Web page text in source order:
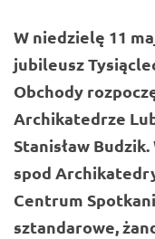
W niedzielę 11
jubileusz
Obchody
Archikatedrze
Stanisław
spod
Centrum
sztandarowe,